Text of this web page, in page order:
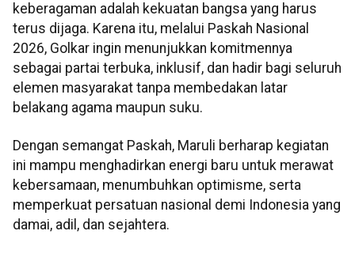
keberagaman adalah kekuatan bangsa yang harus
terus dijaga. Karena itu, melalui Paskah Nasional
2026, Golkar ingin menunjukkan komitmennya
sebagai partai terbuka, inklusif, dan hadir bagi seluruh
elemen masyarakat tanpa membedakan latar
belakang agama maupun suku.
Dengan semangat Paskah, Maruli berharap kegiatan
ini mampu menghadirkan energi baru untuk merawat
kebersamaan, menumbuhkan optimisme, serta
memperkuat persatuan nasional demi Indonesia yang
damai, adil, dan sejahtera.